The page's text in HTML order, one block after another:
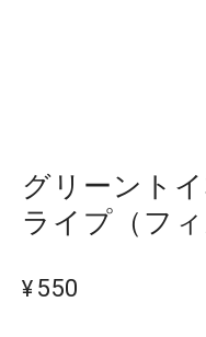
グリーント
ライプ（フ
¥550